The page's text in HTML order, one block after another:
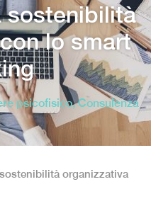
sostenibilità
lo smart
psicofisico,Consulenza
organizzativa